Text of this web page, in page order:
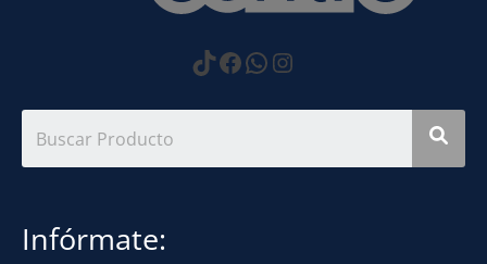
https://
Facebook
WhatsApp
Instagram
Infórmate: